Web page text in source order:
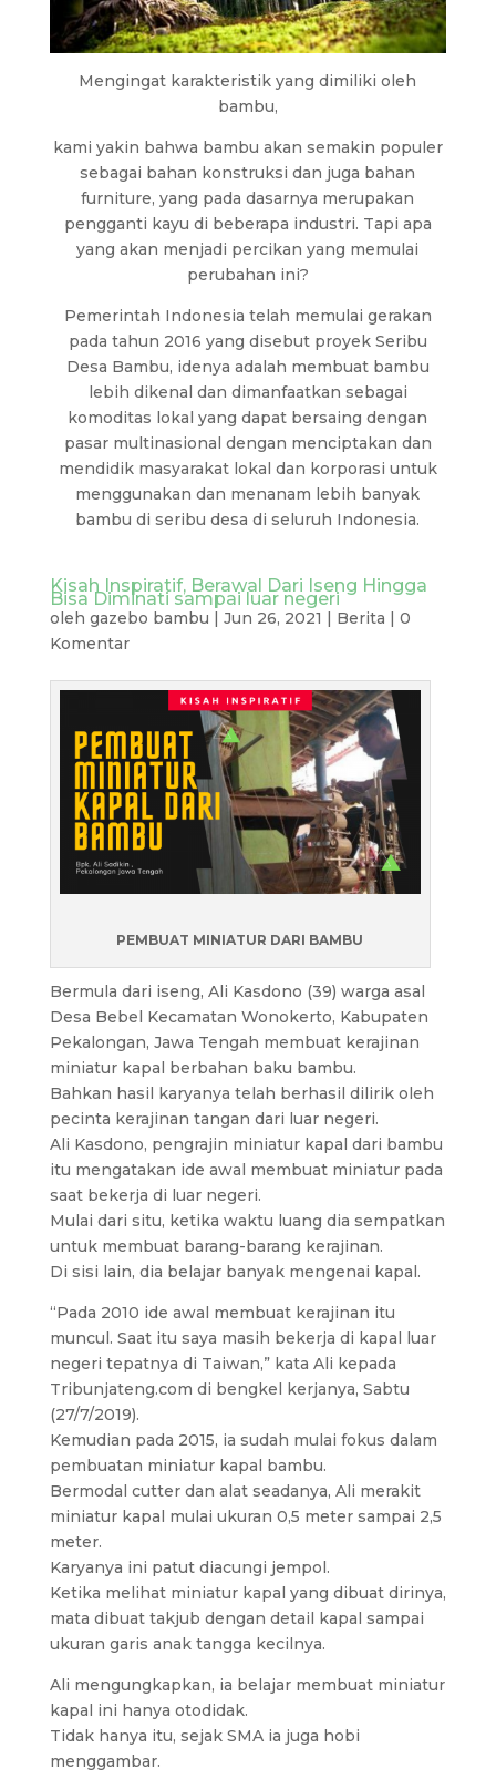
Mengingat karakteristik yang dimiliki oleh
bambu,
kami yakin bahwa bambu akan semakin populer
sebagai bahan konstruksi dan juga bahan
furniture, yang pada dasarnya merupakan
pengganti kayu di beberapa industri. Tapi apa
yang akan menjadi percikan yang memulai
perubahan ini?
Pemerintah Indonesia telah memulai gerakan
pada tahun 2016 yang disebut proyek Seribu
Desa Bambu, idenya adalah membuat bambu
lebih dikenal dan dimanfaatkan sebagai
komoditas lokal yang dapat bersaing dengan
pasar multinasional dengan menciptakan dan
mendidik masyarakat lokal dan korporasi untuk
menggunakan dan menanam lebih banyak
bambu di seribu desa di seluruh Indonesia.
Kisah Inspiratif, Berawal Dari Iseng Hingga
Bisa Diminati sampai luar negeri
oleh gazebo bambu | Jun 26, 2021 | Berita | 0
Komentar
PEMBUAT MINIATUR DARI BAMBU
Bermula dari iseng, Ali Kasdono (39) warga asal
Desa Bebel Kecamatan Wonokerto, Kabupaten
Pekalongan, Jawa Tengah membuat kerajinan
miniatur kapal berbahan baku bambu.
Bahkan hasil karyanya telah berhasil dilirik oleh
pecinta kerajinan tangan dari luar negeri.
Ali Kasdono, pengrajin miniatur kapal dari bambu
itu mengatakan ide awal membuat miniatur pada
saat bekerja di luar negeri.
Mulai dari situ, ketika waktu luang dia sempatkan
untuk membuat barang-barang kerajinan.
Di sisi lain, dia belajar banyak mengenai kapal.
“Pada 2010 ide awal membuat kerajinan itu
muncul. Saat itu saya masih bekerja di kapal luar
negeri tepatnya di Taiwan,” kata Ali kepada
Tribunjateng.com di bengkel kerjanya, Sabtu
(27/7/2019).
Kemudian pada 2015, ia sudah mulai fokus dalam
pembuatan miniatur kapal bambu.
Bermodal cutter dan alat seadanya, Ali merakit
miniatur kapal mulai ukuran 0,5 meter sampai 2,5
meter.
Karyanya ini patut diacungi jempol.
Ketika melihat miniatur kapal yang dibuat dirinya,
mata dibuat takjub dengan detail kapal sampai
ukuran garis anak tangga kecilnya.
Ali mengungkapkan, ia belajar membuat miniatur
kapal ini hanya otodidak.
Tidak hanya itu, sejak SMA ia juga hobi
menggambar.